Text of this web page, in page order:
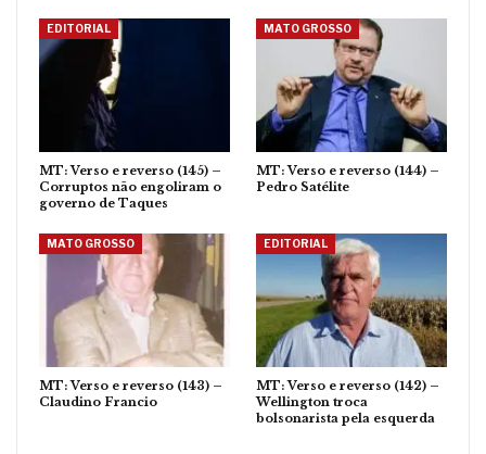
EDITORIAL
MT: Verso e reverso (145) –
Corruptos não engoliram o
governo de Taques
MATO GROSSO
MT: Verso e reverso (144) –
Pedro Satélite
MATO GROSSO
MT: Verso e reverso (143) –
Claudino Francio
EDITORIAL
MT: Verso e reverso (142) –
Wellington troca
bolsonarista pela esquerda